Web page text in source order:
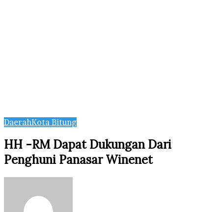
DaerahKota Bitung
HH -RM Dapat Dukungan Dari
Penghuni Panasar Winenet